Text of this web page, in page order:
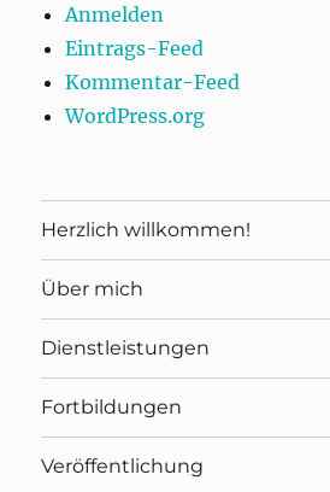
Anmelden
Eintrags-Feed
Kommentar-Feed
WordPress.org
Herzlich willkommen!
Über mich
Dienstleistungen
Fortbildungen
Veröffentlichung